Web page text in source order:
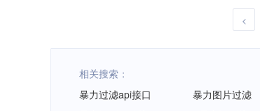
<
相关搜索：
暴力过滤api接口
暴力图片过滤